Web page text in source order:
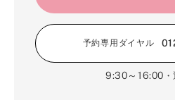
予約専用ダイヤル
9:30～16:00